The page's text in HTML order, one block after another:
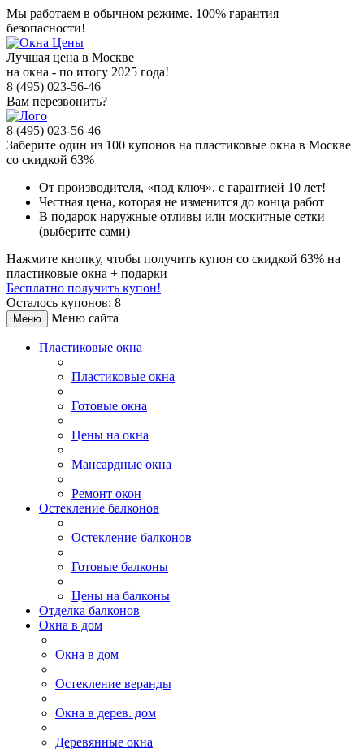
Мы работаем в обычном режиме. 100% гарантия
безопасности!
Лучшая цена в Москве
на окна - по итогу 2025 года!
8 (495) 023-56-46
Вам перезвонить?
8 (495) 023-56-46
Заберите один из 100 купонов на пластиковые окна в Москве
со скидкой 63%
От производителя, «под ключ», с гарантией 10 лет!
Честная цена, которая не изменится до конца работ
В подарок наружные отливы или москитные сетки
(выберите сами)
Нажмите кнопку, чтобы получить купон со скидкой 63% на
пластиковые окна + подарки
Бесплатно получить купон!
Осталось купонов: 8
Меню Меню сайта
Пластиковые окна
Пластиковые окна
Готовые окна
Цены на окна
Мансардные окна
Ремонт окон
Остекление балконов
Остекление балконов
Готовые балконы
Цены на балконы
Отделка балконов
Окна в дом
Окна в дом
Остекление веранды
Окна в дерев. дом
Деревянные окна